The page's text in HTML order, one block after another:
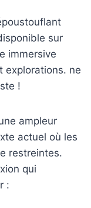
ampleur
actuel où les
restreintes.
qui
: